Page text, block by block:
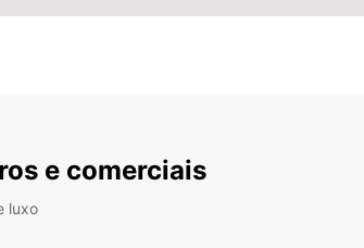
e comerciais
luxo